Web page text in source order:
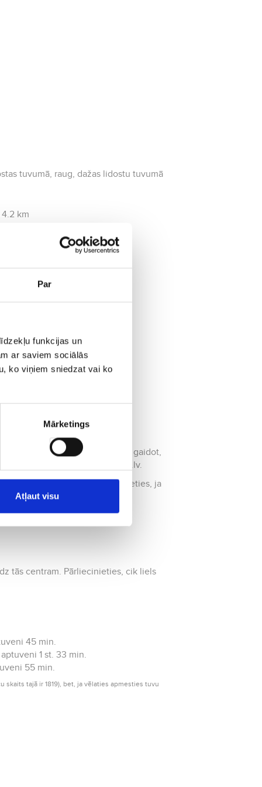
Par
funkcijas un
ar saviem sociālās
ko viņiem sniedzat vai ko
Mārketings
Atļaut visu
tuvumā, raug, dažas lidostu tuvumā
km
piedāvājumu! Nesnaudiet, gaidot,
lidojuma biļetes aero.lv.
tas ir? Jūs nekad neapmaldīsieties, ja
tās centram. Pārliecinieties, cik liels
45 min.
1 st. 33 min.
55 min.
tajā ir 1819), bet, ja vēlaties apmesties tuvu